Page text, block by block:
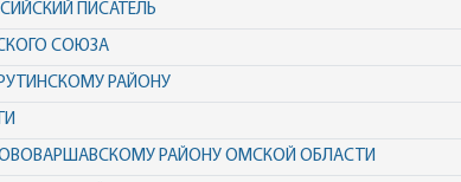
ПИСАТЕЛЬ
СОЮЗА
РАЙОНУ
РАЙОНУ ОМСКОЙ ОБЛАСТИ